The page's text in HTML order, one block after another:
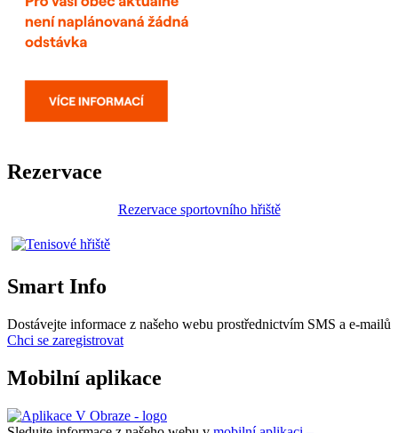
Rezervace
Rezervace sportovního hřiště
Smart Info
Dostávejte informace z našeho webu prostřednictvím SMS a e-mailů
Chci se zaregistrovat
Mobilní aplikace